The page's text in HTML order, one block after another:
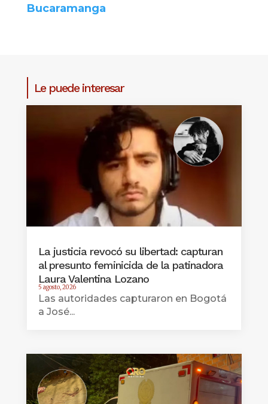
Bucaramanga
Le puede interesar
La justicia revocó su libertad: capturan
al presunto feminicida de la patinadora
Laura Valentina Lozano
5 agosto, 2026
Las autoridades capturaron en Bogotá
a José...